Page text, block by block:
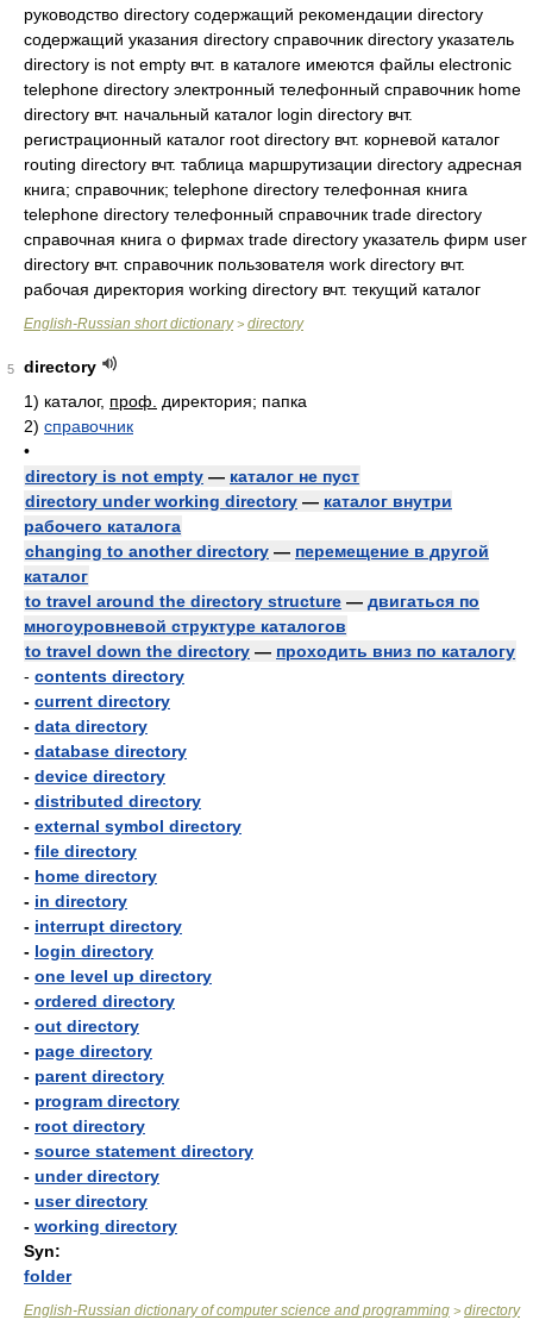
руководство directory содержащий рекомендации directory
содержащий указания directory справочник directory указатель
directory is not empty вчт. в каталоге имеются файлы electronic
telephone directory электронный телефонный справочник home
directory вчт. начальный каталог login directory вчт.
регистрационный каталог root directory вчт. корневой каталог
routing directory вчт. таблица маршрутизации directory адресная
книга; справочник; telephone directory телефонная книга
telephone directory телефонный справочник trade directory
справочная книга о фирмах trade directory указатель фирм user
directory вчт. справочник пользователя work directory вчт.
рабочая директория working directory вчт. текущий каталог
English-Russian short dictionary> directory
5
directory
1) каталог, проф.
директория; папка
2) справочник
•
directory is not empty — каталог не пуст
directory under working directory — каталог внутри
рабочего каталога
changing to another directory — перемещение в другой
каталог
to travel around the directory structure — двигаться по
многоуровневой структуре каталогов
to travel down the directory — проходить вниз по каталогу
- contents directory
- current directory
- data directory
- database directory
- device directory
- distributed directory
- external symbol directory
- file directory
- home directory
- in directory
- interrupt directory
- login directory
- one level up directory
- ordered directory
- out directory
- page directory
- parent directory
- program directory
- root directory
- source statement directory
- under directory
- user directory
- working directory
Syn:
folder
English-Russian dictionary of computer science and programming > directory